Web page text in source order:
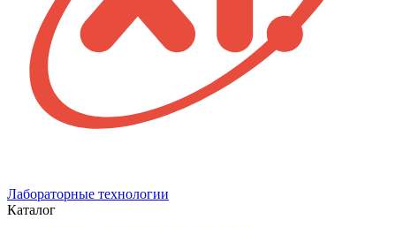
Лабораторные технологии
Каталог